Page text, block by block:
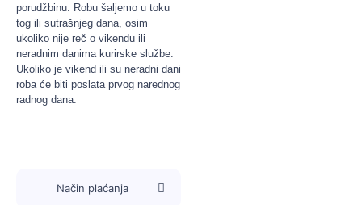
porudžbinu. Robu šaljemo u toku
tog ili sutrašnjeg dana, osim
ukoliko nije reč o vikendu ili
neradnim danima kurirske službe.
Ukoliko je vikend ili su neradni dani
roba će biti poslata prvog narednog
radnog dana.
Način plaćanja